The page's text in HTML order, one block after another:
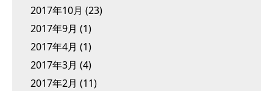
2017年10月 (23)
2017年9月 (1)
2017年4月 (1)
2017年3月 (4)
2017年2月 (11)